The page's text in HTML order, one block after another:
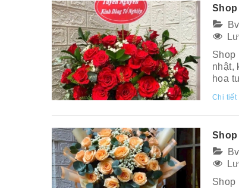
Shop
nhật,
hoa
Chi tiết
Shop
Shop